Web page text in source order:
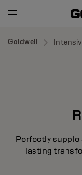
Goldwell
Perfectly supple
lasting